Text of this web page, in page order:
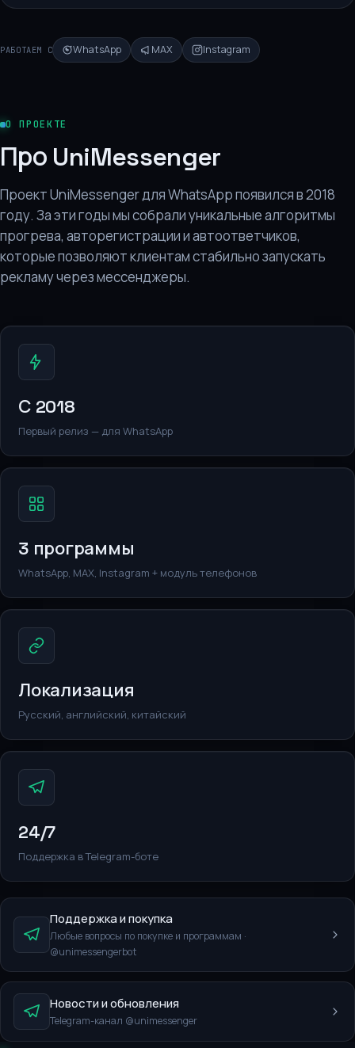
РАБОТАЕМ С WhatsApp MAX Instagram
О ПРОЕКТЕ
Про UniMessenger
Проект UniMessenger для WhatsApp появился в 2018
году. За эти годы мы собрали уникальные алгоритмы
прогрева, авторегистрации и автоответчиков,
которые позволяют клиентам стабильно запускать
рекламу через мессенджеры.
С 2018
Первый релиз — для WhatsApp
3 программы
WhatsApp, MAX, Instagram + модуль телефонов
Локализация
Русский, английский, китайский
24/7
Поддержка в Telegram-боте
Поддержка и покупка
Любые вопросы по покупке и программам ·
@unimessengerbot
Новости и обновления
Telegram-канал @unimessenger